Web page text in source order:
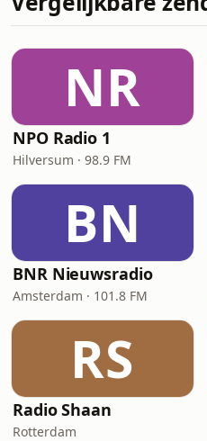
NR
NPO Radio 1
Hilversum · 98.9 FM
BN
BNR Nieuwsradio
Amsterdam · 101.8 FM
RS
Radio Shaan
Rotterdam